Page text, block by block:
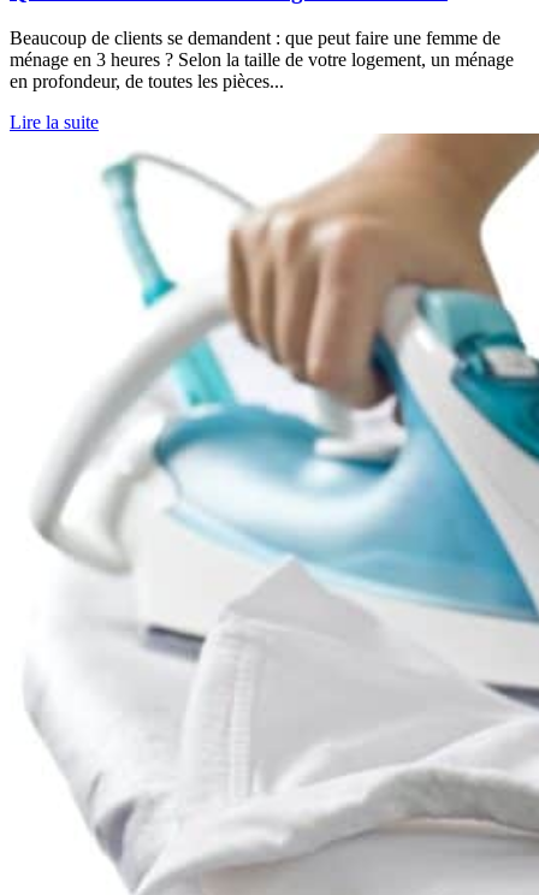
Beaucoup de clients se demandent : que peut faire une femme de
ménage en 3 heures ? Selon la taille de votre logement, un ménage
en profondeur, de toutes les pièces...
Lire la suite